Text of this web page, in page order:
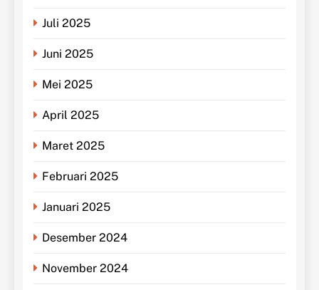
Juli 2025
Juni 2025
Mei 2025
April 2025
Maret 2025
Februari 2025
Januari 2025
Desember 2024
November 2024